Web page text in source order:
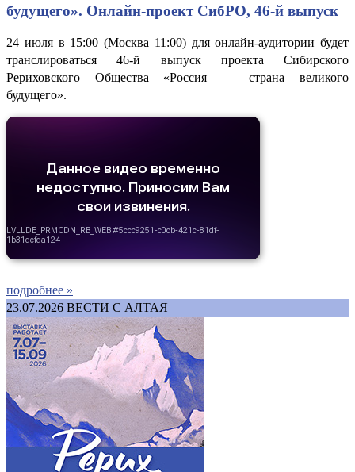
будущего». Онлайн-проект СибРО, 46-й выпуск
24 июля в 15:00 (Москва 11:00) для онлайн-аудитории будет
транслироваться 46-й выпуск проекта Сибирского
Рериховского Общества «Россия — страна великого
будущего».
подробнее »
23.07.2026 ВЕСТИ С АЛТАЯ